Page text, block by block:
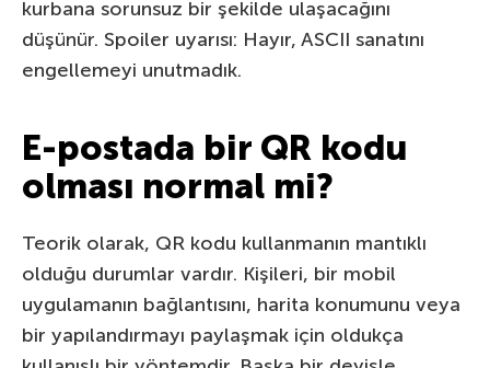
kurbana sorunsuz bir şekilde ulaşacağını
düşünür. Spoiler uyarısı: Hayır, ASCII sanatını
engellemeyi unutmadık.
E-postada bir QR kodu
olması normal mi?
Teorik olarak, QR kodu kullanmanın mantıklı
olduğu durumlar vardır. Kişileri, bir mobil
uygulamanın bağlantısını, harita konumunu veya
bir yapılandırmayı paylaşmak için oldukça